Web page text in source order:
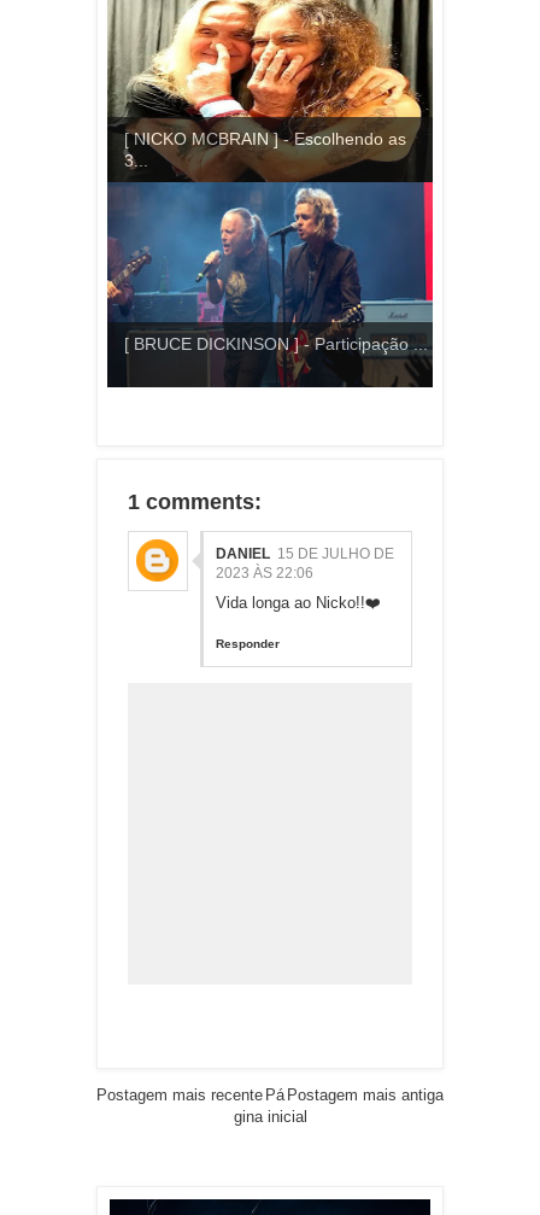
[ NICKO MCBRAIN ] - Escolhendo as
3...
[ BRUCE DICKINSON ] - Participação ...
1 comments:
DANIEL 15 DE JULHO DE
2023 ÀS 22:06
Vida longa ao Nicko!!❤️
Responder
Postagem mais recente Postagem mais antiga
Pá
gina inicial